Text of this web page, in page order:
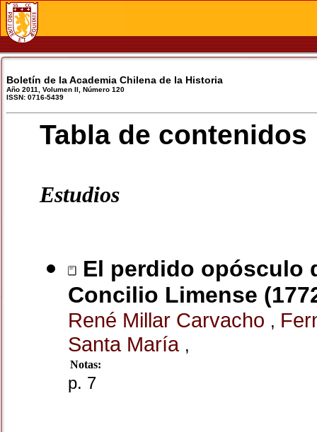
Boletín de la Academia Chilena de la Historia
Año 2011, Volumen II, Número 120
ISSN: 0716-5439
Tabla de contenidos
Estudios
El perdido opósculo
Concilio Limense
René Millar Carvacho ,
Santa María ,
Notas:
p. 7